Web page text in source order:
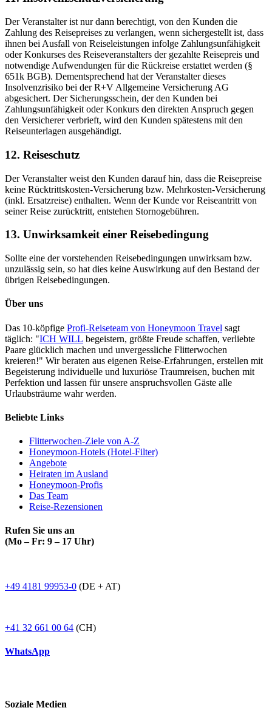
Der Veranstalter ist nur dann berechtigt, von den Kunden die
Zahlung des Reisepreises zu verlangen, wenn sichergestellt ist, dass
ihnen bei Ausfall von Reiseleistungen infolge Zahlungsunfähigkeit
oder Konkurses des Reiseveranstalters der gezahlte Reisepreis und
notwendige Aufwendungen für die Rückreise erstattet werden (§
651k BGB). Dementsprechend hat der Veranstalter dieses
Insolvenzrisiko bei der R+V Allgemeine Versicherung AG
abgesichert. Der Sicherungsschein, der den Kunden bei
Zahlungsunfähigkeit oder Konkurs den direkten Anspruch gegen
den Versicherer verbrieft, wird den Kunden spätestens mit den
Reiseunterlagen ausgehändigt.
12. Reiseschutz
Der Veranstalter weist den Kunden darauf hin, dass die Reisepreise
keine Rücktrittskosten-Versicherung bzw. Mehrkosten-Versicherung
(inkl. Ersatzreise) enthalten. Wenn der Kunde vor Reiseantritt von
seiner Reise zurücktritt, entstehen Stornogebühren.
13. Unwirksamkeit einer Reisebedingung
Sollte eine der vorstehenden Reisebedingungen unwirksam bzw.
unzulässig sein, so hat dies keine Auswirkung auf den Bestand der
übrigen Reisebedingungen.
Über uns
Das 10-köpfige Profi-Reiseteam von Honeymoon Travel sagt
täglich: "ICH WILL begeistern, größte Freude schaffen, verliebte
Paare glücklich machen und unvergessliche Flitterwochen
kreieren!" Wir beraten aus eigenen Reise-Erfahrungen, erstellen mit
Begeisterung individuelle und luxuriöse Traumreisen, buchen mit
Perfektion und lassen für unsere anspruchsvollen Gäste alle
Urlaubsträume wahr werden.
Beliebte Links
Flitterwochen-Ziele von A-Z
Honeymoon-Hotels (Hotel-Filter)
Angebote
Heiraten im Ausland
Honeymoon-Profis
Das Team
Reise-Rezensionen
Rufen Sie uns an
(Mo – Fr: 9 – 17 Uhr)
+49 4181 99953-0 (DE + AT)
+41 32 661 00 64 (CH)
WhatsApp
Soziale Medien